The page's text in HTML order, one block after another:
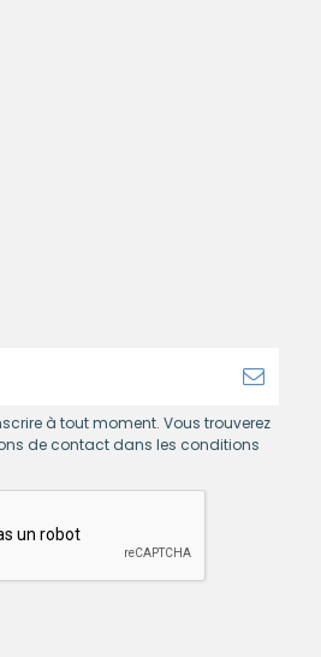
à tout moment. Vous trouverez
de contact dans les conditions